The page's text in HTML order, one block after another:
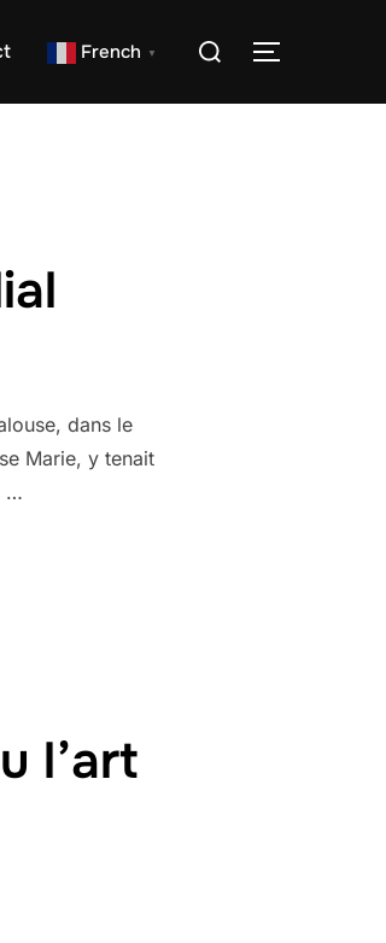
French ▼
Rechercher :
dans le
Marie, y tenait
…
l’art